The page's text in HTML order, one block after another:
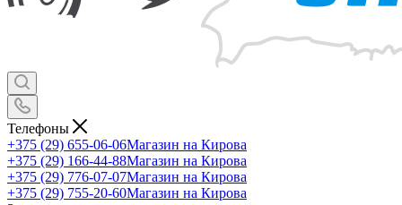
Телефоны
+375 (29) 655-06-06Магазин на Кирова
+375 (29) 166-44-88Магазин на Кирова
+375 (29) 776-07-07Магазин на Кирова
+375 (29) 755-20-60Магазин на Кирова